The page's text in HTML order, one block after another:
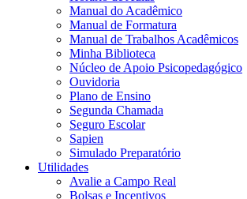
Manual do Acadêmico
Manual de Formatura
Manual de Trabalhos Acadêmicos
Minha Biblioteca
Núcleo de Apoio Psicopedagógico
Ouvidoria
Plano de Ensino
Segunda Chamada
Seguro Escolar
Sapien
Simulado Preparatório
Utilidades
Avalie a Campo Real
Bolsas e Incentivos